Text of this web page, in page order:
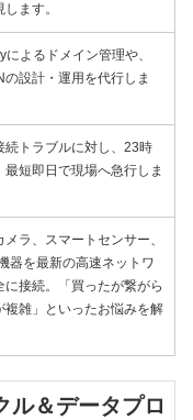
ます。
よるドメイン管理や、
設計・運用を代行しま
続トラブルに対し、23時
最短即日で現場へ急行しま
ラ、スマートセンサー、
器を最新の高速ネットワ
に接続。「買ったが繋がら
複雑」といったお悩みを解
ル＆データプロ